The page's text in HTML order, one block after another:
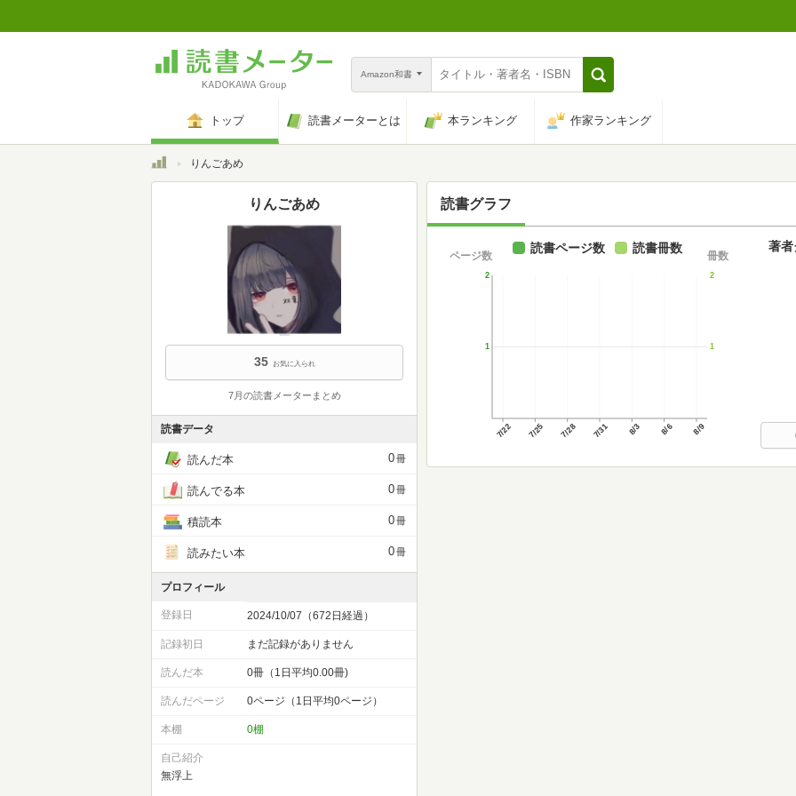
Amazon和書
トップ 読書メーターとは 本ランキング 作家ランキング
トップりんごあめ
読書グラフ
7/22 7/25 7/28 7/31 8/3 8/6 8/9
1
2
ページ数
1
2
冊数
読書ページ数 読書冊数 著者
りんごあめ
35 お気に入られ
7月の読書メーターまとめ
読書データ
読んだ本 0冊
読んでる本 0冊
積読本 0冊
読みたい本 0冊
プロフィール
登録日 2024/10/07（672日経過）
記録初日 まだ記録がありません
読んだ本 0冊（1日平均0.00冊)
読んだページ 0ページ（1日平均0ページ）
本棚 0棚
自己紹介
無浮上